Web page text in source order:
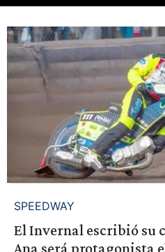
SPEEDWAY
El Invernal escribió su
Ana será protagonista